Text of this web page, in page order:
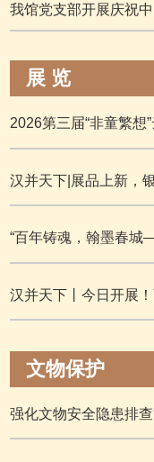
我馆党支部开展庆祝
展 览
2026第三届“非童繁想
汉并天下|展品上新，
“百年铸魂，翰墨春
汉并天下丨今日开展
文物保护
强化文物安全隐患排查